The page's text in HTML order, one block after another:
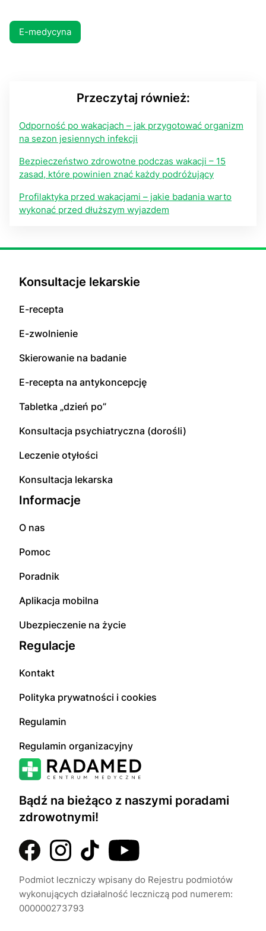
E-medycyna
Przeczytaj również:
Odporność po wakacjach – jak przygotować organizm
na sezon jesiennych infekcji
Bezpieczeństwo zdrowotne podczas wakacji – 15
zasad, które powinien znać każdy podróżujący
Profilaktyka przed wakacjami – jakie badania warto
wykonać przed dłuższym wyjazdem
Bądź na bieżąco z naszymi poradami
zdrowotnymi!
Podmiot leczniczy wpisany do Rejestru podmiotów
wykonujących działalność leczniczą pod numerem:
000000273793
Konsultacje lekarskie
E-recepta
E-zwolnienie
Skierowanie na badanie
E-recepta na antykoncepcję
Tabletka „dzień po”
Konsultacja psychiatryczna (dorośli)
Leczenie otyłości
Konsultacja lekarska
Informacje
O nas
Pomoc
Poradnik
Aplikacja mobilna
Ubezpieczenie na życie
Regulacje
Kontakt
Polityka prywatności i cookies
Regulamin
Regulamin organizacyjny